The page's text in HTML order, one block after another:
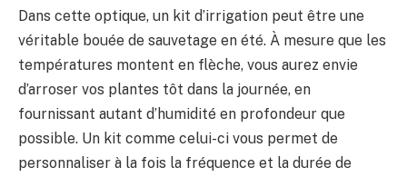
Dans cette optique, un kit d’irrigation peut être une
véritable bouée de sauvetage en été. À mesure que les
températures montent en flèche, vous aurez envie
d’arroser vos plantes tôt dans la journée, en
fournissant autant d’humidité en profondeur que
possible. Un kit comme celui-ci vous permet de
personnaliser à la fois la fréquence et la durée de